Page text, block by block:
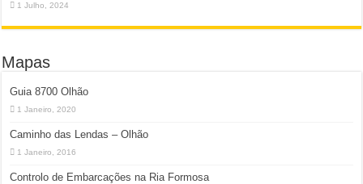
1 Julho, 2024
Mapas
Guia 8700 Olhão
1 Janeiro, 2020
Caminho das Lendas – Olhão
1 Janeiro, 2016
Controlo de Embarcações na Ria Formosa